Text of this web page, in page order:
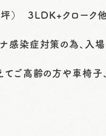
3LDK+クローク他
染症対策の為、入場
てご高齢の方や車椅